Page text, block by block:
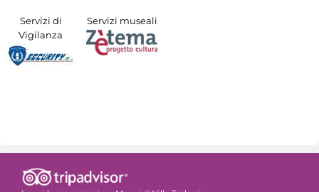
Servizi di
Vigilanza
Servizi museali